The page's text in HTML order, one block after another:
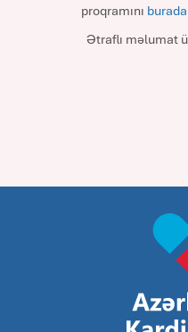
proqramını
Ətraflı məlumat